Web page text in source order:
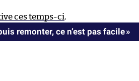
ces temps-ci.
remonter, ce n’est pas facile »